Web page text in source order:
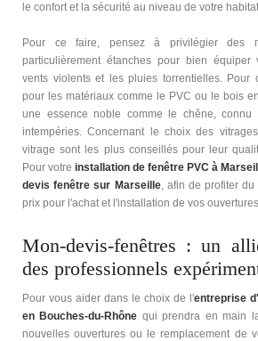
le confort et la sécurité au niveau de votre
Pour ce faire, pensez à privilégier des
particulièrement étanches pour bien équiper
vents violents et les pluies torrentielles. Pour
pour les matériaux comme le PVC ou le bois
une essence noble comme le chêne, connu
intempéries. Concernant le choix des
vitrage sont les plus conseillés pour leur
Pour votre installation de fenêtre PVC à
devis fenêtre sur Marseille, afin de profiter
prix pour l'achat et l'installation de vos
Mon-devis-fenêtres : un
des professionnels
Pour vous aider dans le choix de l'entreprise
en Bouches-du-Rhône qui prendra en main
nouvelles ouvertures ou le remplacement de